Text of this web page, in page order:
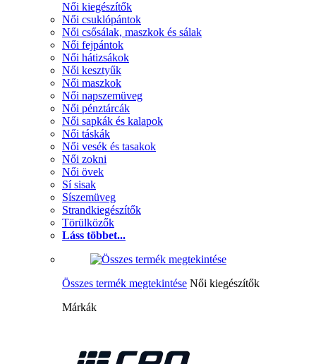
Női kiegészítők
Női csuklópántok
Női csősálak, maszkok és sálak
Női fejpántok
Női hátizsákok
Női kesztyűk
Női maszkok
Női napszemüveg
Női pénztárcák
Női sapkák és kalapok
Női táskák
Női vesék és tasakok
Női zokni
Női övek
Sí sisak
Síszemüveg
Strandkiegészítők
Törülközők
Láss többet...
Összes termék megtekintése Női kiegészítők
Márkák